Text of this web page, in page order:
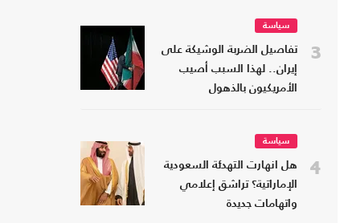
3
سياسة
تفاصيل الضربة الوشيكة على
إيران.. لهذا السبب أصيب
الأمريكيون بالذهول
4
سياسة
هل انهارت التهدئة السعودية
الإماراتية؟ تراشق إعلامي
واتهامات جديدة